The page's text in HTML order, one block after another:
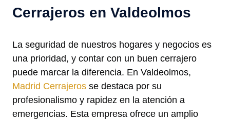
Cerrajeros en Valdeolmos
La seguridad de nuestros hogares y negocios es
una prioridad, y contar con un buen cerrajero
puede marcar la diferencia. En Valdeolmos,
Madrid Cerrajeros se destaca por su
profesionalismo y rapidez en la atención a
emergencias. Esta empresa ofrece un amplio